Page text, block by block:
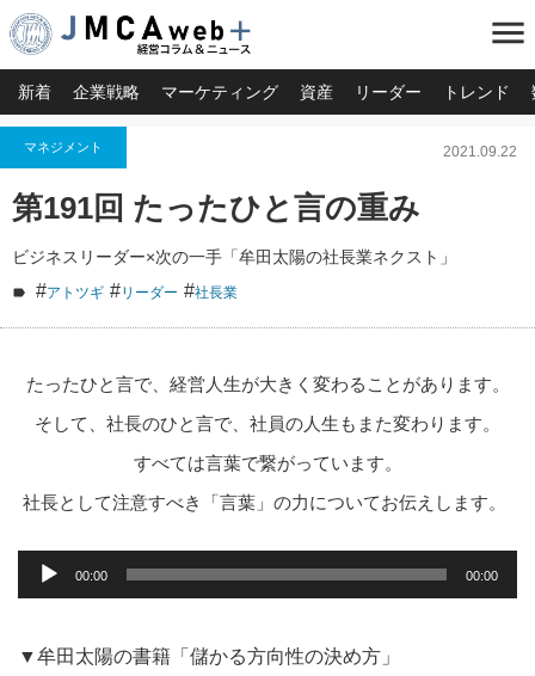
menu
新着 企業戦略 マーケティング 資産 リーダー トレンド
マネジメント 2021.09.22
第191回 たったひと言の重み
ビジネスリーダー×次の一手「牟田太陽の社長業ネクスト」
#アトツギ #リーダー #社長業
たったひと言で、経営人生が大きく変わることがあります。
そして、社長のひと言で、社員の人生もまた変わります。
すべては言葉で繋がっています。
社長として注意すべき「言葉」の力についてお伝えします。
プ
ヤ
00:00 00:00
▼牟田太陽の書籍「儲かる方向性の決め方」